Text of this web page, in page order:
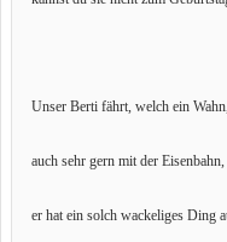
Unser Berti fährt, welch ein Wahn,
auch sehr gern mit der Eisenbahn,
er hat ein solch wackeliges Ding